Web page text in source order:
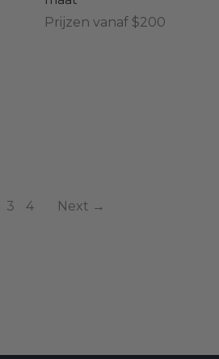
Prijzen vanaf $200
3 4 Next →